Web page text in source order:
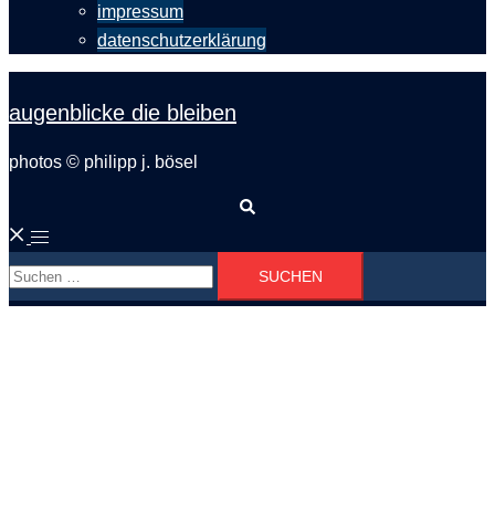
impressum
datenschutzerklärung
augenblicke die bleiben
photos © philipp j. bösel
Menü
umschalten
Suchen
nach: